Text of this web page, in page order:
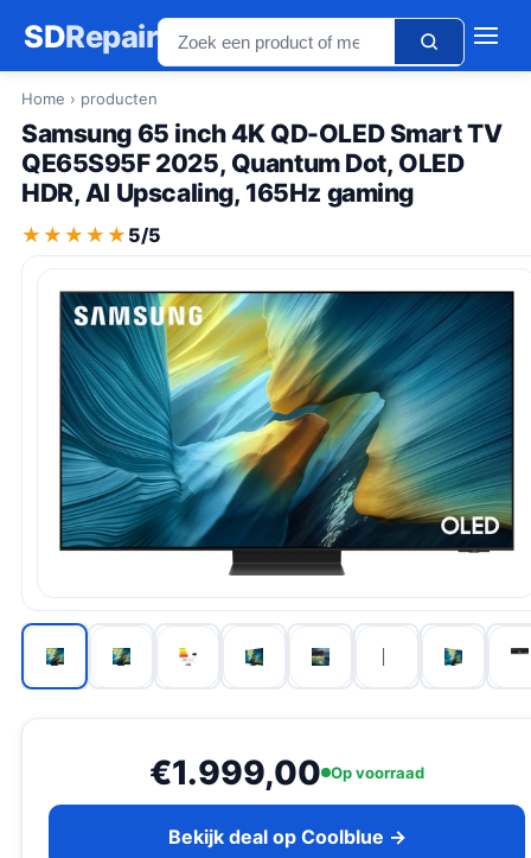
SDRepair
Home › producten
Samsung 65 inch 4K QD-OLED Smart TV
QE65S95F 2025, Quantum Dot, OLED
HDR, AI Upscaling, 165Hz gaming
★★★★★
★★★★★ 5/5
€1.999,00 Op voorraad
Bekijk deal op Coolblue →